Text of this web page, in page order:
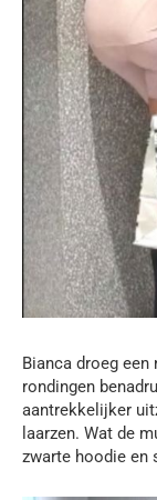
Bianca droeg
rondingen
aantrekkelijker
laarzen. Wat de
zwarte hoodie en